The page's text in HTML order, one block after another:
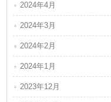
2024年4月
2024年3月
2024年2月
2024年1月
2023年12月